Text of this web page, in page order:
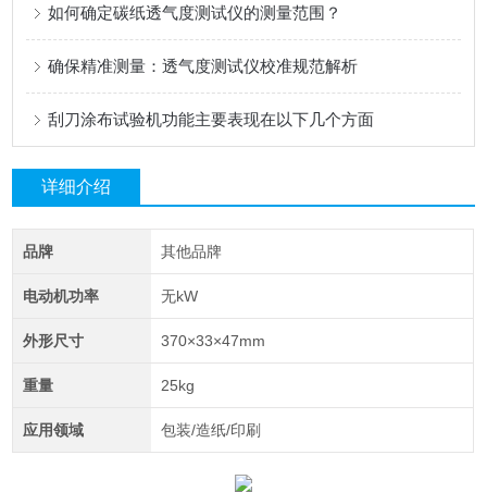
如何确定碳纸透气度测试仪的测量范围？
确保精准测量：透气度测试仪校准规范解析
刮刀涂布试验机功能主要表现在以下几个方面
详细介绍
品牌 其他品牌
电动机功率 无kW
外形尺寸 370×33×47mm
重量 25kg
应用领域 包装/造纸/印刷